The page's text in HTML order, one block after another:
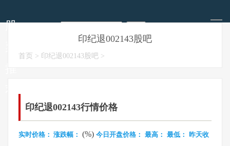
航
股
今日股票推荐
明天股市走势
每日涨停板预测
今日股市要闻
印纪退002143股吧
首页 > 印纪退002143股吧 >
印纪退002143行情价格
实时价格： 涨跌幅： (%) 今日开盘价格： 最高： 最低： 昨天收